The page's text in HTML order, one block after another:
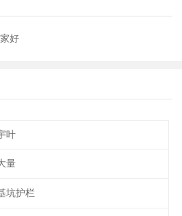
好
叶
量
坑护栏